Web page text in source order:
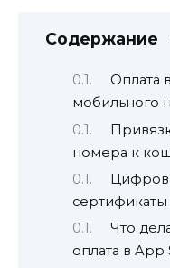
Содержание
Оплата
мобильного
номера к
Что
оплата в App